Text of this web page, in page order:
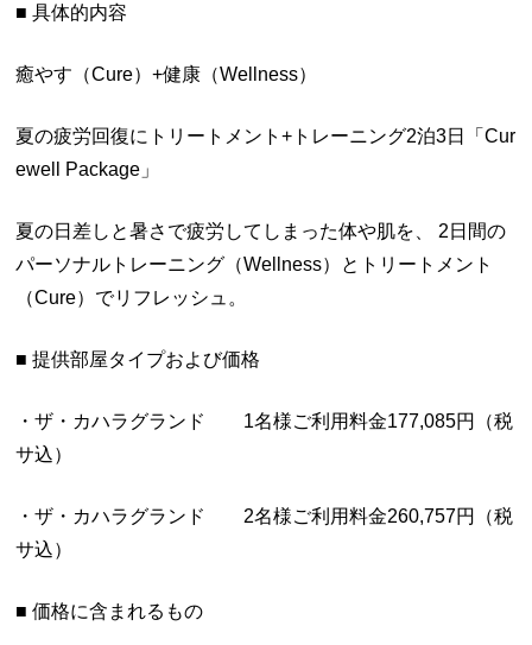
■ 具体的内容
癒やす（Cure）+健康（Wellness）
夏の疲労回復にトリートメント+トレーニング2泊3日「Cur
ewell Package」
夏の日差しと暑さで疲労してしまった体や肌を、 2日間の
パーソナルトレーニング（Wellness）とトリートメント
（Cure）でリフレッシュ。
■ 提供部屋タイプおよび価格
・ザ・カハラグランド 1名様ご利用料金177,085円（税
サ込）
・ザ・カハラグランド 2名様ご利用料金260,757円（税
サ込）
■ 価格に含まれるもの